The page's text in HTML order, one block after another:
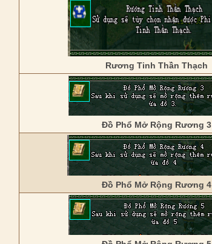
Rương Tinh Thần Thạch
Đồ Phổ Mở Rộng Rương 3
Đồ Phổ Mở Rộng Rương 4